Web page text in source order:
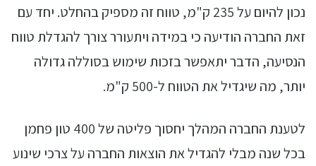
נכון להיום על 235 ק"מ, טווח זה מספיק בהחלט. יחד עם
זאת החברה הודיעה כי במידה ויתעורר צורך להגדלת טווח
הנסיעה, הדבר יתאפשר בזכות שימוש בסוללה גדולה
יותר, מה שיגדיל את הטווח ל-500 ק"מ.
לטענת החברה המהלך יחסוך פליטה של 400 טון פחמן
בכל שנה מבלי להגדיל את הוצאות החברה על צרכי שינוע